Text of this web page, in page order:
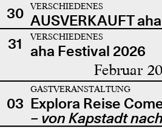
30
VERSCHIEDENES
AUSVERKAUFT
31
VERSCHIEDENES
aha Festival 2026
Februar
03
GASTVERANSTALTUNG
Explora Reise
– von Kapstadt